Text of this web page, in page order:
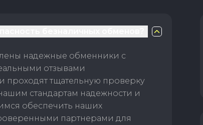
надежные обменники с
отзывами
проходят тщательную проверку
стандартам надежности и
обеспечить наших
партнерами для